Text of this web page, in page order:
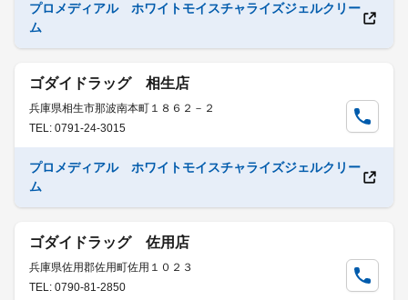
プロメディアル ホワイトモイスチャライズジェルクリー
ム
ゴダイドラッグ 相生店
兵庫県相生市那波南本町１８６２－２
TEL: 0791-24-3015
プロメディアル ホワイトモイスチャライズジェルクリー
ム
ゴダイドラッグ 佐用店
兵庫県佐用郡佐用町佐用１０２３
TEL: 0790-81-2850